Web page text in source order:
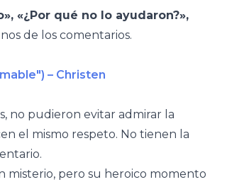
«¿Por qué no lo ayudaron?»,
de los comentarios.
– Christen
no pudieron evitar admirar la
el mismo respeto. No tienen la
misterio, pero su heroico momento